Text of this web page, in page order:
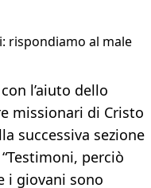
rispondiamo al male
l’aiuto dello
missionari di Cristo
successiva sezione
perciò
i giovani sono